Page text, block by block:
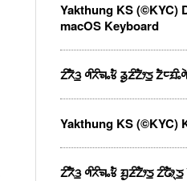
Yakthung KS (©KYC)
macOS Keyboard
ᤁᤡᤖᤠᤋ᤻ ᤛᤡᤖᤡᤈᤱᤃᤠ ᤕᤢᤏᤡᤁᤥᤍ᤻
Yakthung KS (©KYC)
ᤁᤡᤖᤠᤋ᤻ ᤛᤡᤖᤡᤈᤱᤃᤠ ᤀᤢᤏᤡᤁᤥᤍ᤻